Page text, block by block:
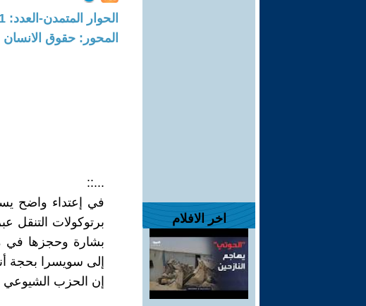
اخر الافلام
الحوار المتمدن-العدد: 7671 - 2023 / 7 / 13 - 07:48
المحور: حقوق الانسان
...::
في إعتداء واضح
برتوكولات التنقل
بشارة وحجزها في
إلى سويسرا بحجة
إن الحزب الشيوعي